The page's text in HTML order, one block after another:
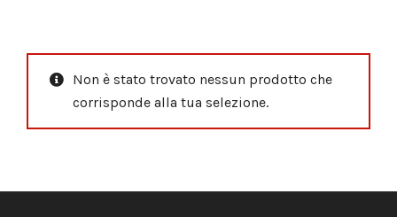
Non è stato trovato nessun prodotto che
corrisponde alla tua selezione.